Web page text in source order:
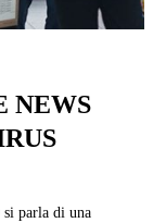
NEWS
parla di una